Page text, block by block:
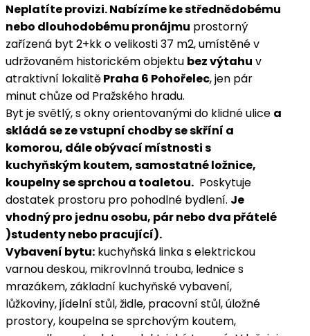
Neplatíte provizi.Nabízíme ke střednědobému
nebo dlouhodobému pronájmu prostorný
zařízená byt 2+kk o velikosti 37 m2, umístěné v
udržovaném historickém objektu bez výtahu v
atraktivní lokalitěPraha 6 Pohořelec, jen pár
minut chůze od Pražského hradu.
Byt je světlý, s okny orientovanými do klidné ulice a
skládá se ze vstupní chodby se skříní a
komorou, dále obývací místnosti s
kuchyňským koutem, samostatné ložnice,
koupelny se sprchou a toaletou. Poskytuje
dostatek prostoru pro pohodlné bydlení. Je
vhodný pro jednu osobu, pár nebo dva přátelé
)studenty nebo pracující).
Vybavení bytu: kuchyňská linka s elektrickou
varnou deskou, mikrovlnná trouba, lednice s
mrazákem, základní kuchyňské vybavení,
lůžkoviny, jídelní stůl, židle, pracovní stůl, úložné
prostory, koupelna se sprchovým koutem,